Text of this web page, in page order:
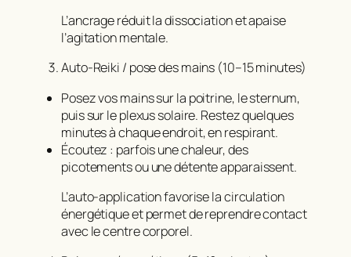
L’ancrage réduit la dissociation et apaise
l’agitation mentale.
Auto-Reiki / pose des mains (10–15 minutes)
Posez vos mains sur la poitrine, le sternum,
puis sur le plexus solaire. Restez quelques
minutes à chaque endroit, en respirant.
Écoutez : parfois une chaleur, des
picotements ou une détente apparaissent.
L’auto-application favorise la circulation
énergétique et permet de reprendre contact
avec le centre corporel.